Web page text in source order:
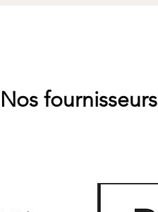
Nos fournisseurs